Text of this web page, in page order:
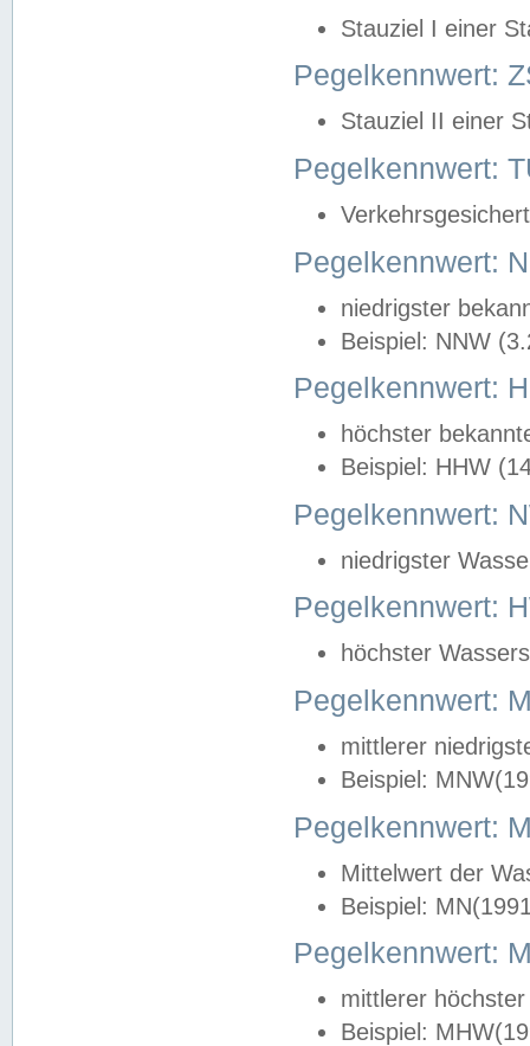
Stauziel I einer
Pegelkennwert:
Stauziel II einer
Pegelkennwert:
Pegelkennwert:
niedrigster
Beispiel: NNW
Pegelkennwert:
höchster
Beispiel: HHW
Pegelkennwert:
niedrigster
Pegelkennwert:
höchster
Pegelkennwert:
mittlerer
Beispiel:
Pegelkennwert:
Mittelwert der
Beispiel:
Pegelkennwert:
mittlerer
Beispiel: